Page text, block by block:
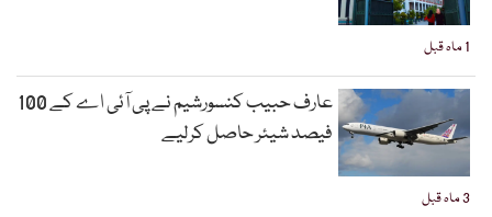
1 ماہ قبل
3 ماہ قبل
عارف حبیب کنسورشیم نے پی آئی اے کے 100
فیصد شیئر حاصل کرلیے